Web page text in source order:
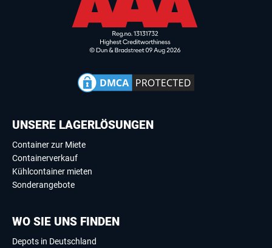
UNSERE LAGERLÖSUNGEN
Container zur Miete
Containerverkauf
Kühlcontainer mieten
Sonderangebote
WO SIE UNS FINDEN
Depots in Deutschland